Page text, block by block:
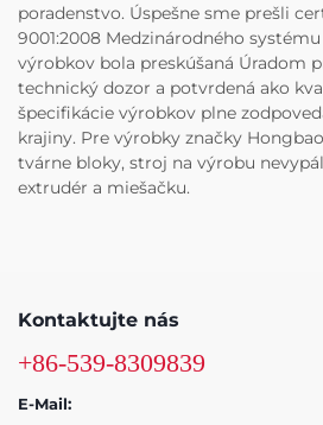
poradenstvo. Úspešne sme prešli
9001:2008 Medzinárodného
výrobkov bola preskúšaná Úradom
technický dozor a potvrdená ako
špecifikácie výrobkov plne
krajiny. Pre výrobky značky
tvárne bloky, stroj na výrobu
extrudér a miešačku.
Kontaktujte nás
+86-539-8309839
E-Mail: